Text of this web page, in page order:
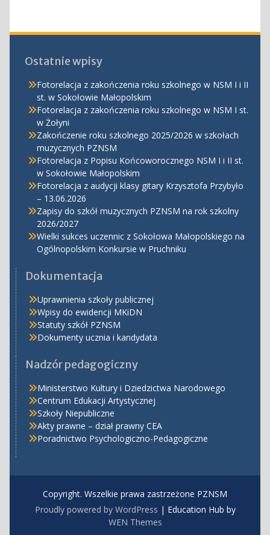
Ostatnie wpisy
Fotorelacja z zakończenia roku szkolnego w NSM I i II
st. w Sokołowie Małopolskim
Fotorelacja z zakończenia roku szkolnego w NSM I st.
w Żołyni
Zakończenie roku szkolnego 2025/2026 w szkołach
muzycznych PZNSM
Fotorelacja z Popisu Końcoworocznego NSM I i II st.
w Sokołowie Małopolskim
Fotorelacja z audycji klasy gitary Krzysztofa Przybyło
– 13.06.2026
Zapisy do szkół muzycznych PZNSM na rok szkolny
2026/2027
Wielki sukces uczennic z Sokołowa Małopolskiego na
Ogólnopolskim Konkursie w Pruchniku
Dokumentacja
Uprawnienia szkoły publicznej
Wpisy do ewidencji MKiDN
Statuty szkół PZNSM
Dokumenty ucznia i kandydata
Nadzór pedagogiczny
Ministerstwo Kultury i Dziedzictwa Narodowego
Centrum Edukacji Artystycznej
Szkoły Niepubliczne
Akty prawne – dział prawny CEA
Poradnictwo Psychologiczno-Pedagogiczne
Copyright. Wszelkie prawa zastrzeżone PZNSM
Proudly powered by WordPress | Education Hub by
WEN Themes